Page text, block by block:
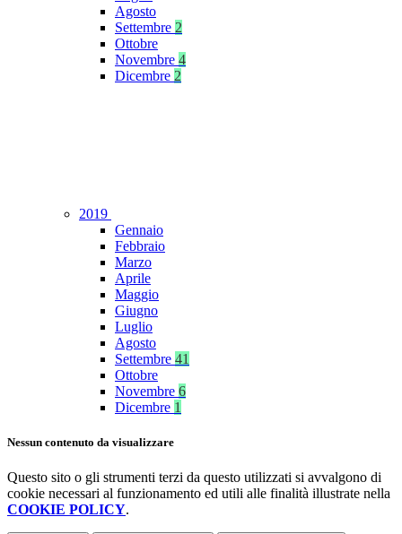
Agosto
Settembre 2
Ottobre
Novembre 4
Dicembre 2
2019
Gennaio
Febbraio
Marzo
Aprile
Maggio
Giugno
Luglio
Agosto
Settembre 41
Ottobre
Novembre 6
Dicembre 1
Nessun contenuto da visualizzare
Questo sito o gli strumenti terzi da questo utilizzati si avvalgono di
cookie necessari al funzionamento ed utili alle finalità illustrate nella
COOKIE POLICY.